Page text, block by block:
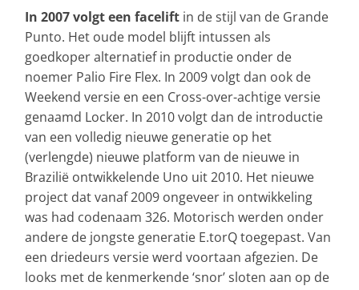
In 2007 volgt een facelift in de stijl van de Grande
Punto. Het oude model blijft intussen als
goedkoper alternatief in productie onder de
noemer Palio Fire Flex. In 2009 volgt dan ook de
Weekend versie en een Cross-over-achtige versie
genaamd Locker. In 2010 volgt dan de introductie
van een volledig nieuwe generatie op het
(verlengde) nieuwe platform van de nieuwe in
Brazilië ontwikkelende Uno uit 2010. Het nieuwe
project dat vanaf 2009 ongeveer in ontwikkeling
was had codenaam 326. Motorisch werden onder
andere de jongste generatie E.torQ toegepast. Van
een driedeurs versie werd voortaan afgezien. De
looks met de kenmerkende ‘snor’ sloten aan op de